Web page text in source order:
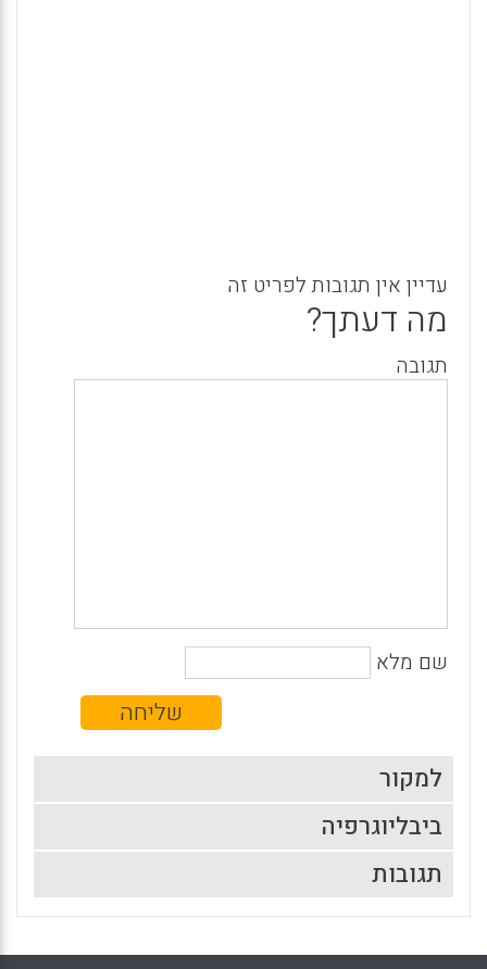
עדיין אין תגובות לפריט זה
מה דעתך?
תגובה
שם מלא
למקור
ביבליוגרפיה
תגובות